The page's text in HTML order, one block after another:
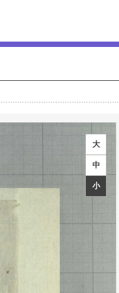
大
中
小